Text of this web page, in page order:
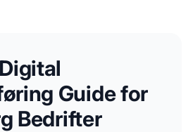
Guide for
Bedrifter